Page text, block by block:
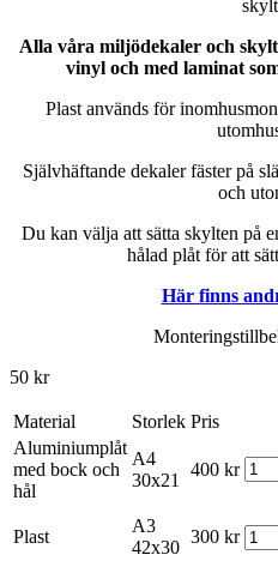
Alla våra miljödekaler och
vinyl och med laminat
Plast används för
Självhäftande dekaler fäster på
och
Du kan välja att sätta skylten på
hålad plåt för att
Här finns
50 kr
Material Storlek Pris
Aluminiumplåt
med bock och
hål
A4
30x21
400 kr
Plast
A3
42x30
300 kr